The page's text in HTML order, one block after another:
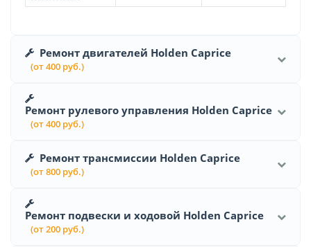
Ремонт двигателей Holden Caprice
(от 400 руб.)
Ремонт рулевого управления Holden Caprice
(от 400 руб.)
Ремонт трансмиссии Holden Caprice
(от 800 руб.)
Ремонт подвески и ходовой Holden Caprice
(от 200 руб.)